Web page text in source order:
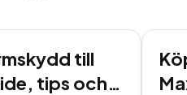
till
tips och